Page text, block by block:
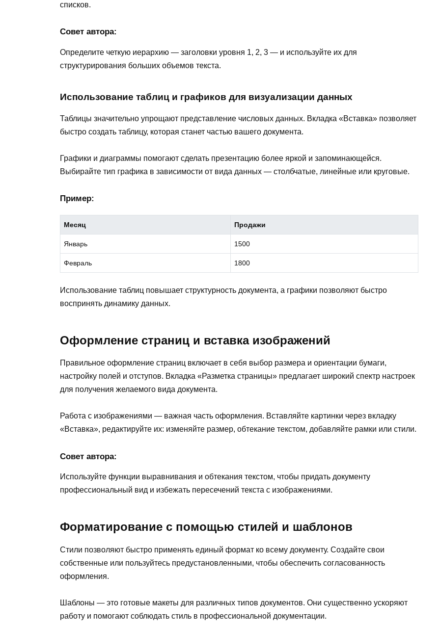
списков.
Совет автора:
Определите четкую иерархию — заголовки уровня 1, 2, 3 — и используйте их для
структурирования больших объемов текста.
Использование таблиц и графиков для визуализации данных
Таблицы значительно упрощают представление числовых данных. Вкладка «Вставка» позволяет
быстро создать таблицу, которая станет частью вашего документа.
Графики и диаграммы помогают сделать презентацию более яркой и запоминающейся.
Выбирайте тип графика в зависимости от вида данных — столбчатые, линейные или круговые.
Пример:
Месяц Продажи
Январь 1500
Февраль 1800
Использование таблиц повышает структурность документа, а графики позволяют быстро
воспринять динамику данных.
Оформление страниц и вставка изображений
Правильное оформление страниц включает в себя выбор размера и ориентации бумаги,
настройку полей и отступов. Вкладка «Разметка страницы» предлагает широкий спектр настроек
для получения желаемого вида документа.
Работа с изображениями — важная часть оформления. Вставляйте картинки через вкладку
«Вставка», редактируйте их: изменяйте размер, обтекание текстом, добавляйте рамки или стили.
Совет автора:
Используйте функции выравнивания и обтекания текстом, чтобы придать документу
профессиональный вид и избежать пересечений текста с изображениями.
Форматирование с помощью стилей и шаблонов
Стили позволяют быстро применять единый формат ко всему документу. Создайте свои
собственные или пользуйтесь предустановленными, чтобы обеспечить согласованность
оформления.
Шаблоны — это готовые макеты для различных типов документов. Они существенно ускоряют
работу и помогают соблюдать стиль в профессиональной документации.